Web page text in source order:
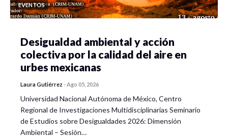
EVENTOS
Desigualdad ambiental y acción
colectiva por la calidad del aire en
urbes mexicanas
Laura Gutiérrez - Ago 05, 2026
Universidad Nacional Autónoma de México, Centro
Regional de Investigaciones Multidisciplinarias Seminario
de Estudios sobre Desigualdades 2026: Dimensión
Ambiental – Sesión…